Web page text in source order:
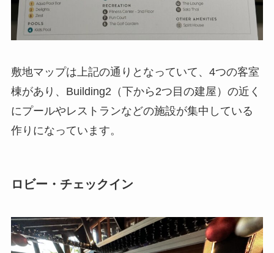
敷地マップは上記の通りとなっていて、4つの客室
棟があり、Building2（下から2つ目の建屋）の近く
にプールやレストランなどの施設が集中している
作りになっています。
ロビー・チェックイン